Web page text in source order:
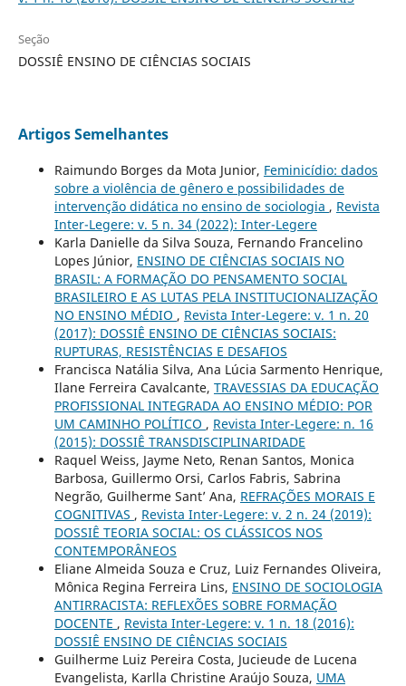
Seção
DOSSIÊ ENSINO DE CIÊNCIAS SOCIAIS
Artigos Semelhantes
Raimundo Borges da Mota Junior, Feminicídio: dados
sobre a violência de gênero e possibilidades de
intervenção didática no ensino de sociologia , Revista
Inter-Legere: v. 5 n. 34 (2022): Inter-Legere
Karla Danielle da Silva Souza, Fernando Francelino
Lopes Júnior, ENSINO DE CIÊNCIAS SOCIAIS NO
BRASIL: A FORMAÇÃO DO PENSAMENTO SOCIAL
BRASILEIRO E AS LUTAS PELA INSTITUCIONALIZAÇÃO
NO ENSINO MÉDIO , Revista Inter-Legere: v. 1 n. 20
(2017): DOSSIÊ ENSINO DE CIÊNCIAS SOCIAIS:
RUPTURAS, RESISTÊNCIAS E DESAFIOS
Francisca Natália Silva, Ana Lúcia Sarmento Henrique,
Ilane Ferreira Cavalcante, TRAVESSIAS DA EDUCAÇÃO
PROFISSIONAL INTEGRADA AO ENSINO MÉDIO: POR
UM CAMINHO POLÍTICO , Revista Inter-Legere: n. 16
(2015): DOSSIÊ TRANSDISCIPLINARIDADE
Raquel Weiss, Jayme Neto, Renan Santos, Monica
Barbosa, Guillermo Orsi, Carlos Fabris, Sabrina
Negrão, Guilherme Sant’ Ana, REFRAÇÕES MORAIS E
COGNITIVAS , Revista Inter-Legere: v. 2 n. 24 (2019):
DOSSIÊ TEORIA SOCIAL: OS CLÁSSICOS NOS
CONTEMPORÂNEOS
Eliane Almeida Souza e Cruz, Luiz Fernandes Oliveira,
Mônica Regina Ferreira Lins, ENSINO DE SOCIOLOGIA
ANTIRRACISTA: REFLEXÕES SOBRE FORMAÇÃO
DOCENTE , Revista Inter-Legere: v. 1 n. 18 (2016):
DOSSIÊ ENSINO DE CIÊNCIAS SOCIAIS
Guilherme Luiz Pereira Costa, Jucieude de Lucena
Evangelista, Karlla Christine Araújo Souza, UMA